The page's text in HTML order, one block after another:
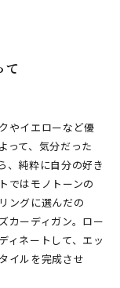
て
やイエローなど優
って、気分だった
、純粋に自分の好き
ではモノトーンの
ングに選んだの
カーディガン。ロー
ィネートして、エッ
イルを完成させ